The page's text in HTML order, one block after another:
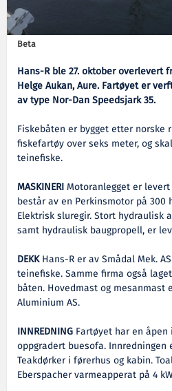
Beta
Hans-R ble 27. oktober overlevert
Helge Aukan, Aure. Fartøyet er
av type Nor-Dan Speedsjark 35.
Fiskebåten er bygget etter norske
fiskefartøy over seks meter, og
teinefiske.
MASKINERIMotoranlegget er
består av en Perkinsmotor på 300
Elektrisk sluregir. Stort hydraulisk
samt hydraulisk baugpropell, er
DEKKHans-R er av Smådal Mek.
teinefiske. Samme firma også
båten. Hovedmast og mesanmast
Aluminium AS.
INNREDNING Fartøyet har en
oppgradert buesofa. Innredningen
Teakdørker i førerhus og kabin.
Eberspacher varmeapperat på 4